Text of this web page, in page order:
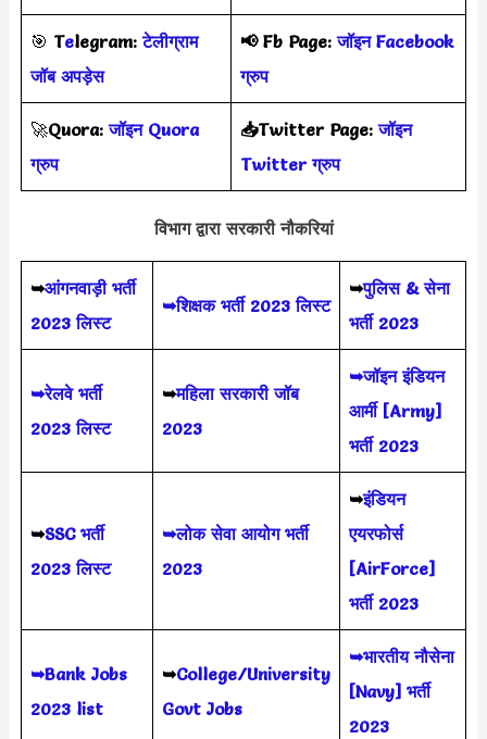
🎯 Telegram: टेलीग्राम
जॉब अपड़ेस
📢 Fb Page:जॉइन Facebook
ग्रुप
🚀Quora:जॉइन Quora
ग्रुप
📥Twitter Page:जॉइन
Twitter ग्रुप
विभाग द्वारा सरकारी नौकरियां
➥आंगनवाड़ी भर्ती
2023 लिस्ट
➥शिक्षक भर्ती 2023 लिस्ट
➥पुलिस & सेना
भर्ती 2023
➥रेलवे भर्ती
2023 लिस्ट
➥महिला सरकारी जॉब
2023
➥जॉइन इंडियन
आर्मी [Army]
भर्ती 2023
➥SSC भर्ती
2023 लिस्ट
➥लोक सेवा आयोग भर्ती
2023
➥इंडियन
एयरफोर्स
[AirForce]
भर्ती 2023
➥Bank Jobs
2023 list
➥College/University
Govt Jobs
➥भारतीय नौसेना
[Navy] भर्ती
2023